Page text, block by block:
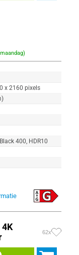
x 2160 pixels
400, HDR10
4K
62x